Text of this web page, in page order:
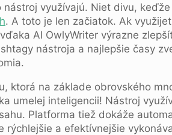
využívajú. Niet divu,
. A toto je len začiatok. Ak
AI OwlyWriter výrazne
nástroja a najlepšie časy
ktorá na základe obrovského
umelej inteligencii! Nástroj
Platforma tiež dokáže
a efektívnejšie